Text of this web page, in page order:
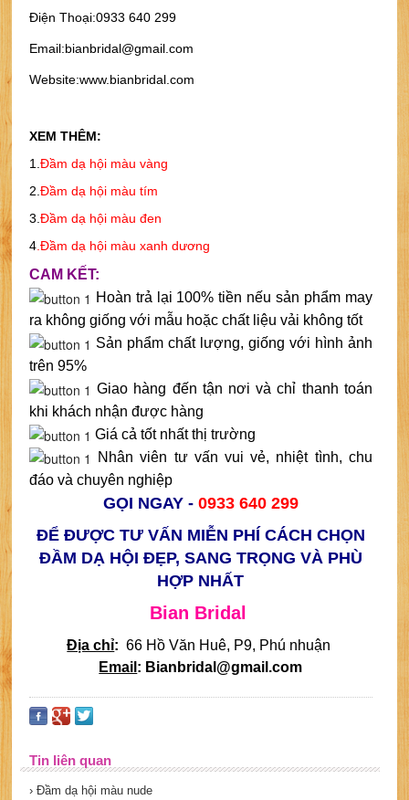
Điện Thoại:0933 640 299
Email:bianbridal@gmail.com
Website:www.bianbridal.com
XEM THÊM:
1. Đầm dạ hội màu vàng
2. Đầm dạ hội màu tím
3. Đầm dạ hội màu đen
4. Đầm dạ hội màu xanh dương
CAM KẾT:
Hoàn trả lại 100% tiền nếu sản phẩm may
ra không giống với mẫu hoặc chất liệu vải không tốt
Sản phẩm chất lượng, giống với hình ảnh
trên 95%
Giao hàng đến tận nơi và chỉ thanh toán
khi khách nhận được hàng
Giá cả tốt nhất thị trường
Nhân viên tư vấn vui vẻ, nhiệt tình, chu
đáo và chuyên nghiệp
GỌI NGAY - 0933 640 299
ĐỂ ĐƯỢC TƯ VẤN MIỄN PHÍ CÁCH CHỌN
ĐẦM DẠ HỘI ĐẸP, SANG TRỌNG VÀ PHÙ
HỢP NHẤT
Bian Bridal
Địa chỉ: 66 Hồ Văn Huê, P9, Phú nhuận
Email : Bianbridal@gmail.com
Tin liên quan
› Đầm dạ hội màu nude